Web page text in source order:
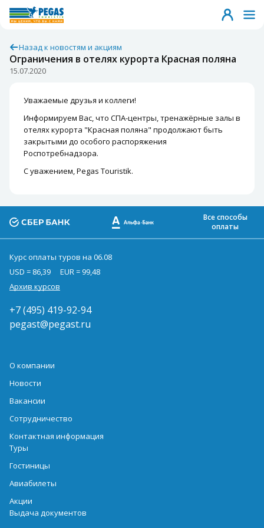
Назад к новостям и акциям
Ограничения в отелях курорта Красная поляна
15.07.2020
Уважаемые друзья и коллеги!
Информируем Вас, что СПА-центры, тренажёрные залы в
отелях курорта "Красная поляна" продолжают быть
закрытыми до особого распоряжения
Роспотребнадзора.
С уважением, Pegas Touristik.
Все способы
оплаты
Курс оплаты туров на 06.08
USD = 86,39
EUR = 99,48
Архив курсов
+7 (495) 419-92-94
pegast@pegast.ru
О компании
Новости
Вакансии
Сотрудничество
Контактная информация
Туры
Гостиницы
Авиабилеты
Акции
Выдача документов